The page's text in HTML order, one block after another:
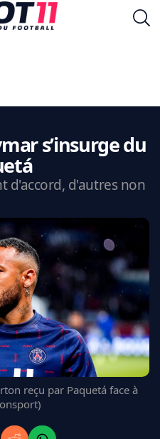
s’insurge du
d'accord, d'autres non
reçu par Paquetá face à